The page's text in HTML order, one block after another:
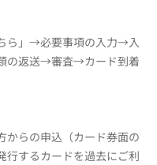
ら」→必要事項の入力→入
の返送→審査→カード到着
からの申込（カード券面の
行するカードを過去にご利